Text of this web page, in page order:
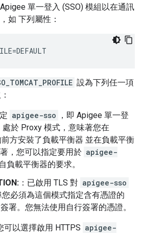
單一登入 (SSO) 模組以在通訊
如 下列屬性：
設為下列任一項
apigee-sso
，即 Apigee 單一登
處於 Proxy 模式，意味著您在
前方安裝了負載平衡器 並在負載平衡
，您可以指定要用於 apigee-
負載平衡器的要求。
：已啟用 TLS 對 apigee-sso
必須為這個模式指定含有憑證的
簽署。您無法使用自行簽署的憑證。
以選擇啟用 HTTPS apigee-